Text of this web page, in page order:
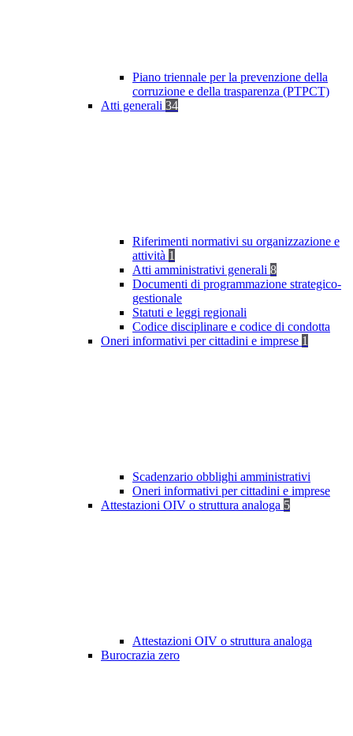
Piano triennale per la prevenzione della
corruzione e della trasparenza (PTPCT)
Atti generali 34
Riferimenti normativi su organizzazione e
attività 1
Atti amministrativi generali 8
Documenti di programmazione strategico-
gestionale
Statuti e leggi regionali
Codice disciplinare e codice di condotta
Oneri informativi per cittadini e imprese 1
Scadenzario obblighi amministrativi
Oneri informativi per cittadini e imprese
Attestazioni OIV o struttura analoga 5
Attestazioni OIV o struttura analoga
Burocrazia zero